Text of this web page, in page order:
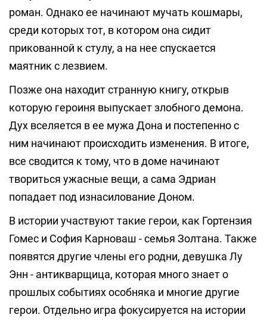
роман. Однако ее начинают мучать кошмары,
среди которых тот, в котором она сидит
прикованной к стулу, а на нее спускается
маятник с лезвием.
Позже она находит странную книгу, открыв
которую героиня выпускает злобного демона.
Дух вселяется в ее мужа Дона и постепенно с
ним начинают происходить изменения. В итоге,
все сводится к тому, что в доме начинают
твориться ужасные вещи, а сама Эдриан
попадает под изнасилование Доном.
В истории участвуют такие герои, как Гортензия
Гомес и София Карноваш - семья Золтана. Также
появятся другие члены его родни, девушка Лу
Энн - антикварщица, которая много знает о
прошлых событиях особняка и многие другие
герои. Отдельно игра фокусируется на истории